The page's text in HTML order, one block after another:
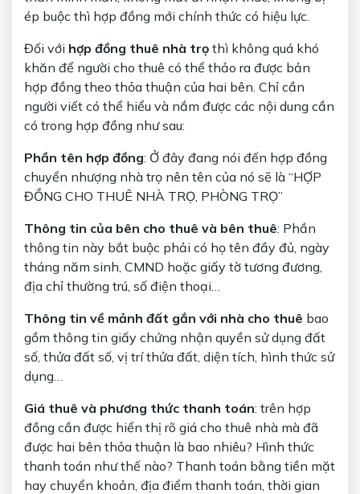
ép buộc thì hợp đồng mới chính thức có hiệu lực.
Đối với hợp đồng thuê nhà trọ thì không quá khó
khăn để người cho thuê có thể thảo ra được bản
hợp đồng theo thỏa thuận của hai bên. Chỉ cần
người viết có thể hiểu và nắm được các nội dung cần
có trong hợp đồng như sau:
Phần tên hợp đồng: Ở đây đang nói đến hợp đồng
chuyển nhượng nhà trọ nên tên của nó sẽ là “HỢP
ĐỒNG CHO THUÊ NHÀ TRỌ, PHÒNG TRỌ”
Thông tin của bên cho thuê và bên thuê: Phần
thông tin này bắt buộc phải có họ tên đầy đủ, ngày
tháng năm sinh, CMND hoặc giấy tờ tương đương,
địa chỉ thường trú, số điện thoại…
Thông tin về mảnh đất gắn với nhà cho thuê bao
gồm thông tin giấy chứng nhận quyền sử dụng đất
số, thửa đất số, vị trí thửa đất, diện tích, hình thức sử
dụng…
Giá thuê và phương thức thanh toán: trên hợp
đồng cần được hiển thị rõ giá cho thuê nhà mà đã
được hai bên thỏa thuận là bao nhiêu? Hình thức
thanh toán như thế nào? Thanh toán bằng tiền mặt
hay chuyển khoản, địa điểm thanh toán, thời gian